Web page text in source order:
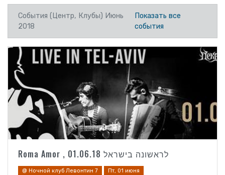
События (Центр, Клубы) Июнь
2018
Показать все
события
Roma Amor , לראשונה בישראל 01.06.18
@ Ночной клуб Левонтин 7 Пт, 01 июня